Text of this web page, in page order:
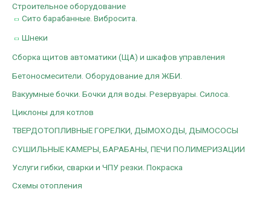
Строительное оборудование
Сито барабанные. Вибросита.
Шнеки
Сборка щитов автоматики (ЩА) и шкафов управления
Бетоносмесители. Оборудование для ЖБИ.
Вакуумные бочки. Бочки для воды. Резервуары. Силоса.
Циклоны для котлов
ТВЕРДОТОПЛИВНЫЕ ГОРЕЛКИ, ДЫМОХОДЫ, ДЫМОСОСЫ
СУШИЛЬНЫЕ КАМЕРЫ, БАРАБАНЫ, ПЕЧИ ПОЛИМЕРИЗАЦИИ
Услуги гибки, сварки и ЧПУ резки. Покраска
Схемы отопления